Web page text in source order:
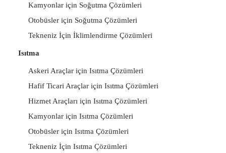
Kamyonlar için Soğutma Çözümleri
Otobüsler için Soğutma Çözümleri
Tekneniz İçin İklimlendirme Çözümleri
Isıtma
Askeri Araçlar için Isıtma Çözümleri
Hafif Ticari Araçlar için Isıtma Çözümleri
Hizmet Araçları için Isıtma Çözümleri
Kamyonlar için Isıtma Çözümleri
Otobüsler için Isıtma Çözümleri
Tekneniz İçin Isıtma Çözümleri